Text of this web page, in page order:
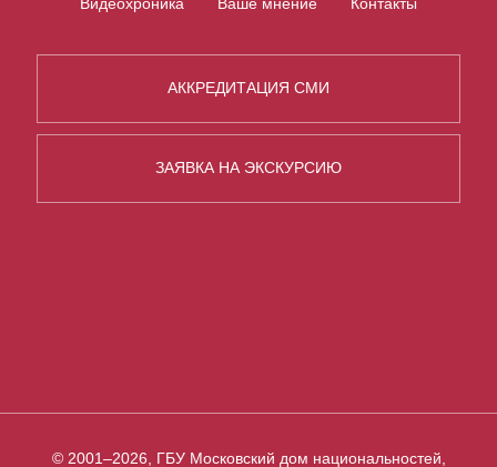
АККРЕДИТАЦИЯ СМИ
ЗАЯВКА НА ЭКСКУРСИЮ
© 2001–2026, ГБУ Московский дом национальностей,